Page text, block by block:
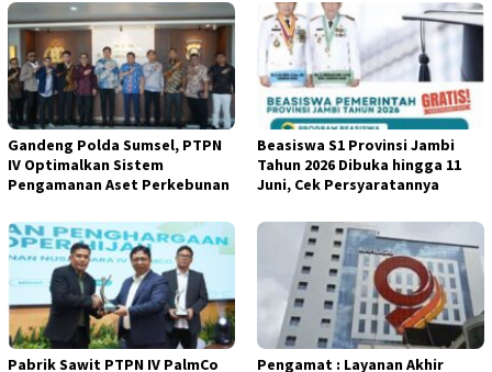
Gandeng Polda Sumsel, PTPN
IV Optimalkan Sistem
Pengamanan Aset Perkebunan
Beasiswa S1 Provinsi Jambi
Tahun 2026 Dibuka hingga 11
Juni, Cek Persyaratannya
Pabrik Sawit PTPN IV PalmCo
Pengamat : Layanan Akhir